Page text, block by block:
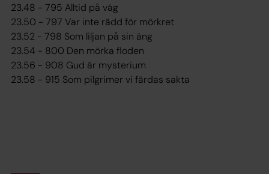
23.48 - 795 Alltid på väg
23.50 - 797 Var inte rädd för mörkret
23.52 - 798 Som liljan på sin äng
23.54 - 800 Den mörka floden
23.56 - 908 Gud är mysterium
23.58 - 915 Som pilgrimer vi färdas sakta